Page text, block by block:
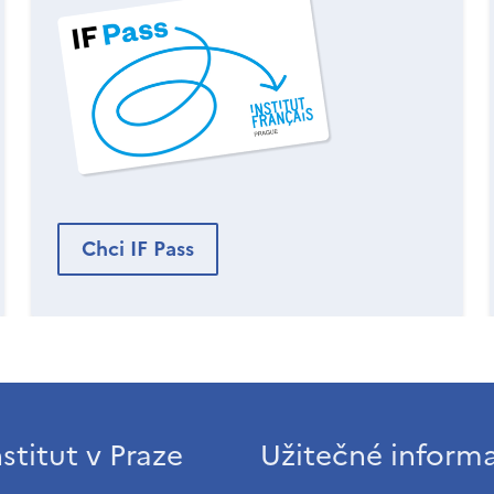
Chci IF Pass
v Praze Užitečné